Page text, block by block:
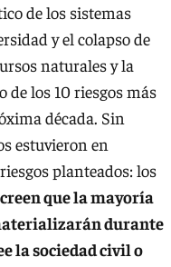
de los sistemas
y el colapso de
naturales y la
los 10 riesgos más
década. Sin
estuvieron en
planteados: los
que la mayoría
durante
la sociedad civil o